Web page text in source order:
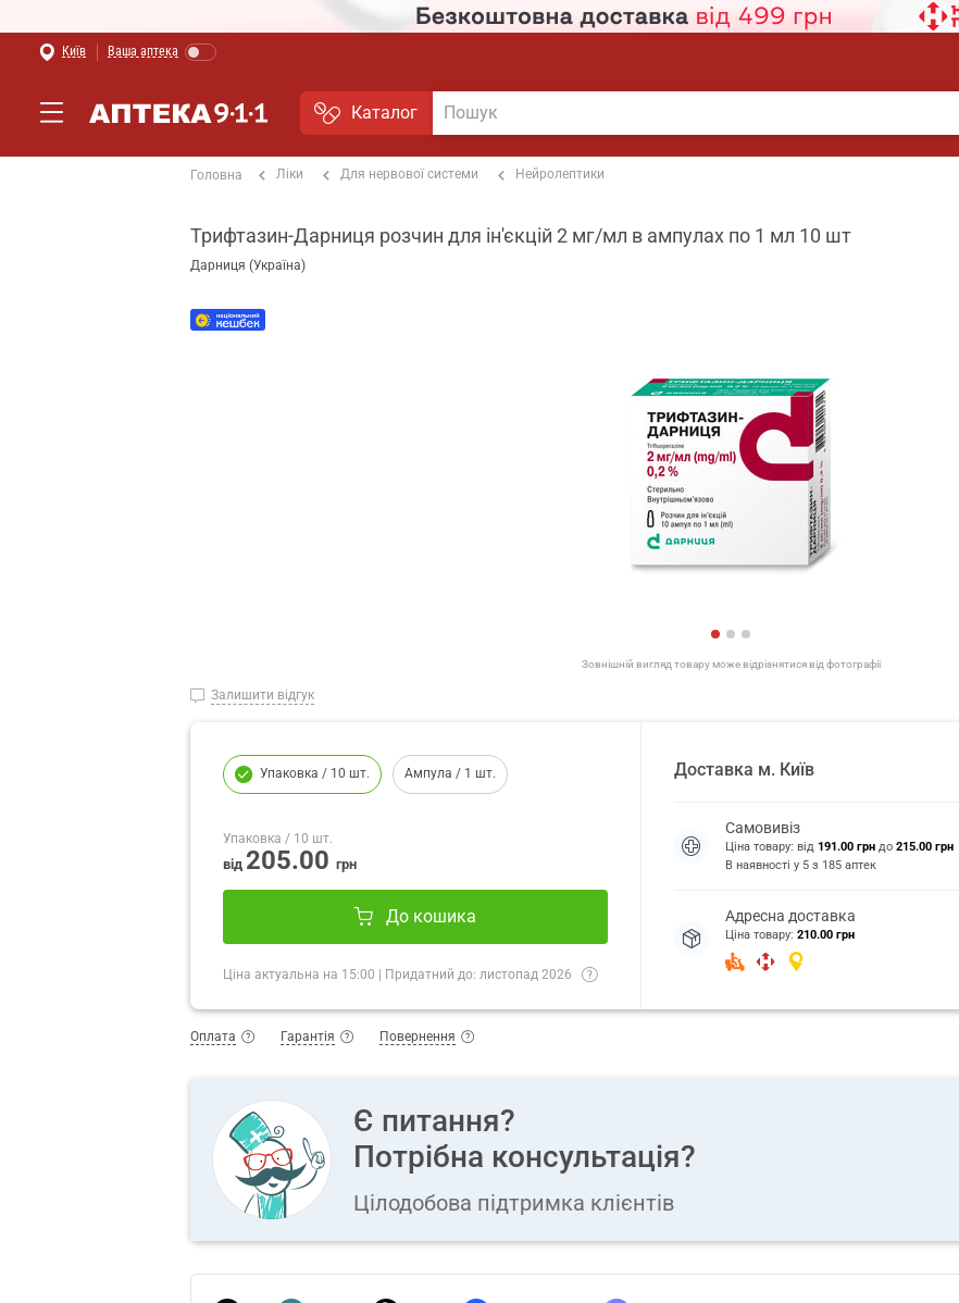
Київ Ваша аптека
Каталог
Головна Ліки Для нервової системи Нейролептики
Трифтазин-Дарниця розчин для ін'єкцій 2 мг/мл в ампулах по 1 мл 10 шт
Дарниця (Україна)
Зовнішній вигляд товару може відрізнятися від фотографії
Залишити відгук
Упаковка / 10 шт. Ампула / 1 шт.
Упаковка / 10 шт.
від 205.00 грн
До кошика
Ціна актуальна на 15:00 | Придатний до: листопад 2026
Доставка м. Київ
Самовивіз
Ціна товару: від 191.00 грн до 215.00 грн
В наявності у 5 з 185 аптек
Адресна доставка
Ціна товару: 210.00 грн
Оплата Гарантія Повернення
Є питання?
Потрібна консультація?
Цілодобова підтримка клієнтів